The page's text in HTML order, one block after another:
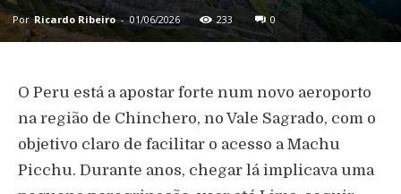
Por Ricardo Ribeiro - 01/06/2026 233 0
O Peru está a apostar forte num novo aeroporto
na região de Chinchero, no Vale Sagrado, com o
objetivo claro de facilitar o acesso a Machu
Picchu. Durante anos, chegar lá implicava uma